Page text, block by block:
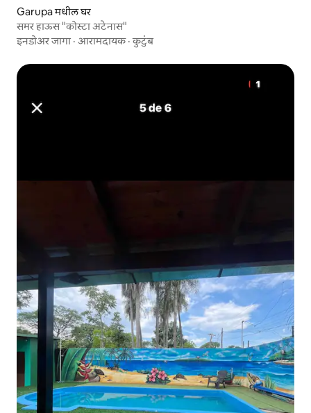
Garupa मधील घर
समर हाऊस "कोस्टा अटेनास"
इनडोअर जागा · आरामदायक·कुटुंब